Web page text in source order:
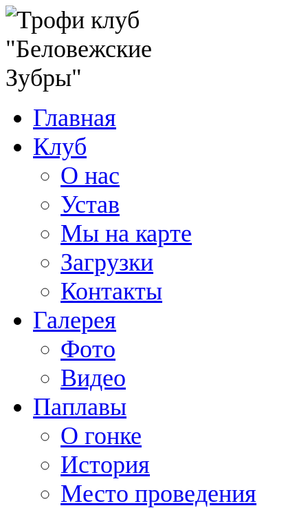
Главная
Клуб
О нас
Устав
Мы на карте
Загрузки
Контакты
Галерея
Фото
Видео
Паплавы
О гонке
История
Место проведения